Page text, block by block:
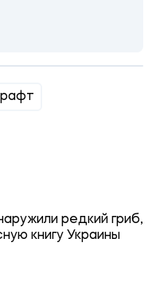
редкий гриб,
книгу Украины